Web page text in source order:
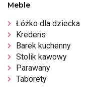
Meble
Łóżko dla dziecka
Kredens
Barek kuchenny
Stolik kawowy
Parawany
Taborety